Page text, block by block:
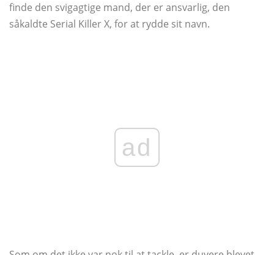
finde den svigagtige mand, der er ansvarlig, den
såkaldte Serial Killer X, for at rydde sit navn.
ad